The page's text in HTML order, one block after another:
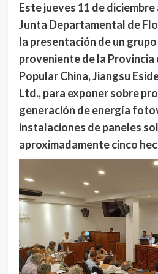
Este jueves 11 de diciembre
Junta Departamental de
la presentación de un
proveniente de la Provincia
Popular China, Jiangsu
Ltd., para exponer sobre
generación de energía
instalaciones de paneles
aproximadamente cinco